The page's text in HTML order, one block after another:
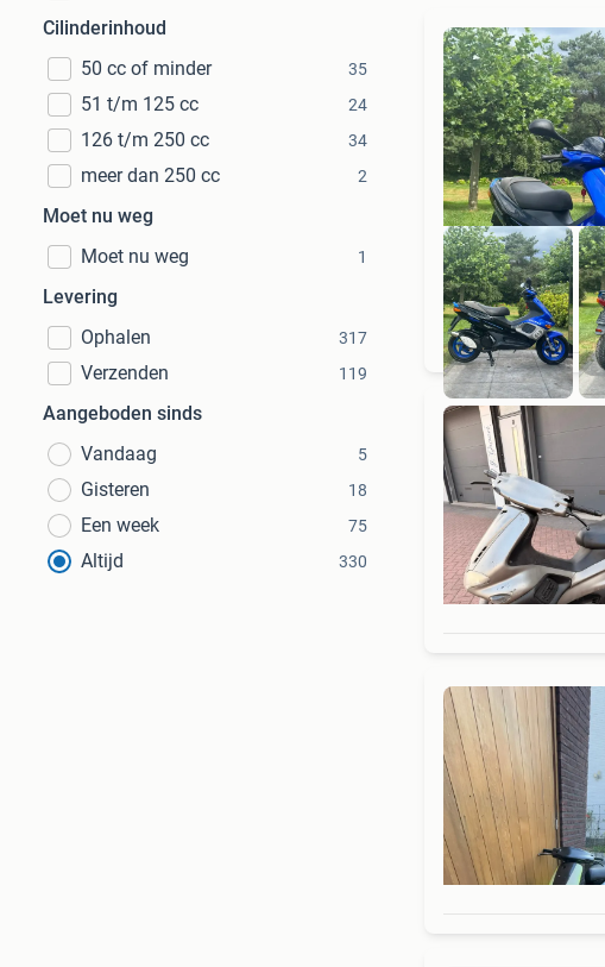
Cilinderinhoud
50 cc of minder
35
51 t/m 125 cc 24
126 t/m 250 cc 34
meer dan 250 cc 2
Moet nu weg
Moet nu weg
1
Levering
Ophalen
317
Verzenden 119
Aangeboden sinds
Vandaag
5
Gisteren 18
Een week 75
Altijd 330